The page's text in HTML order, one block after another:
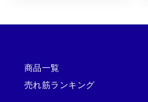
た
。
。
商品一覧
売れ筋ランキング